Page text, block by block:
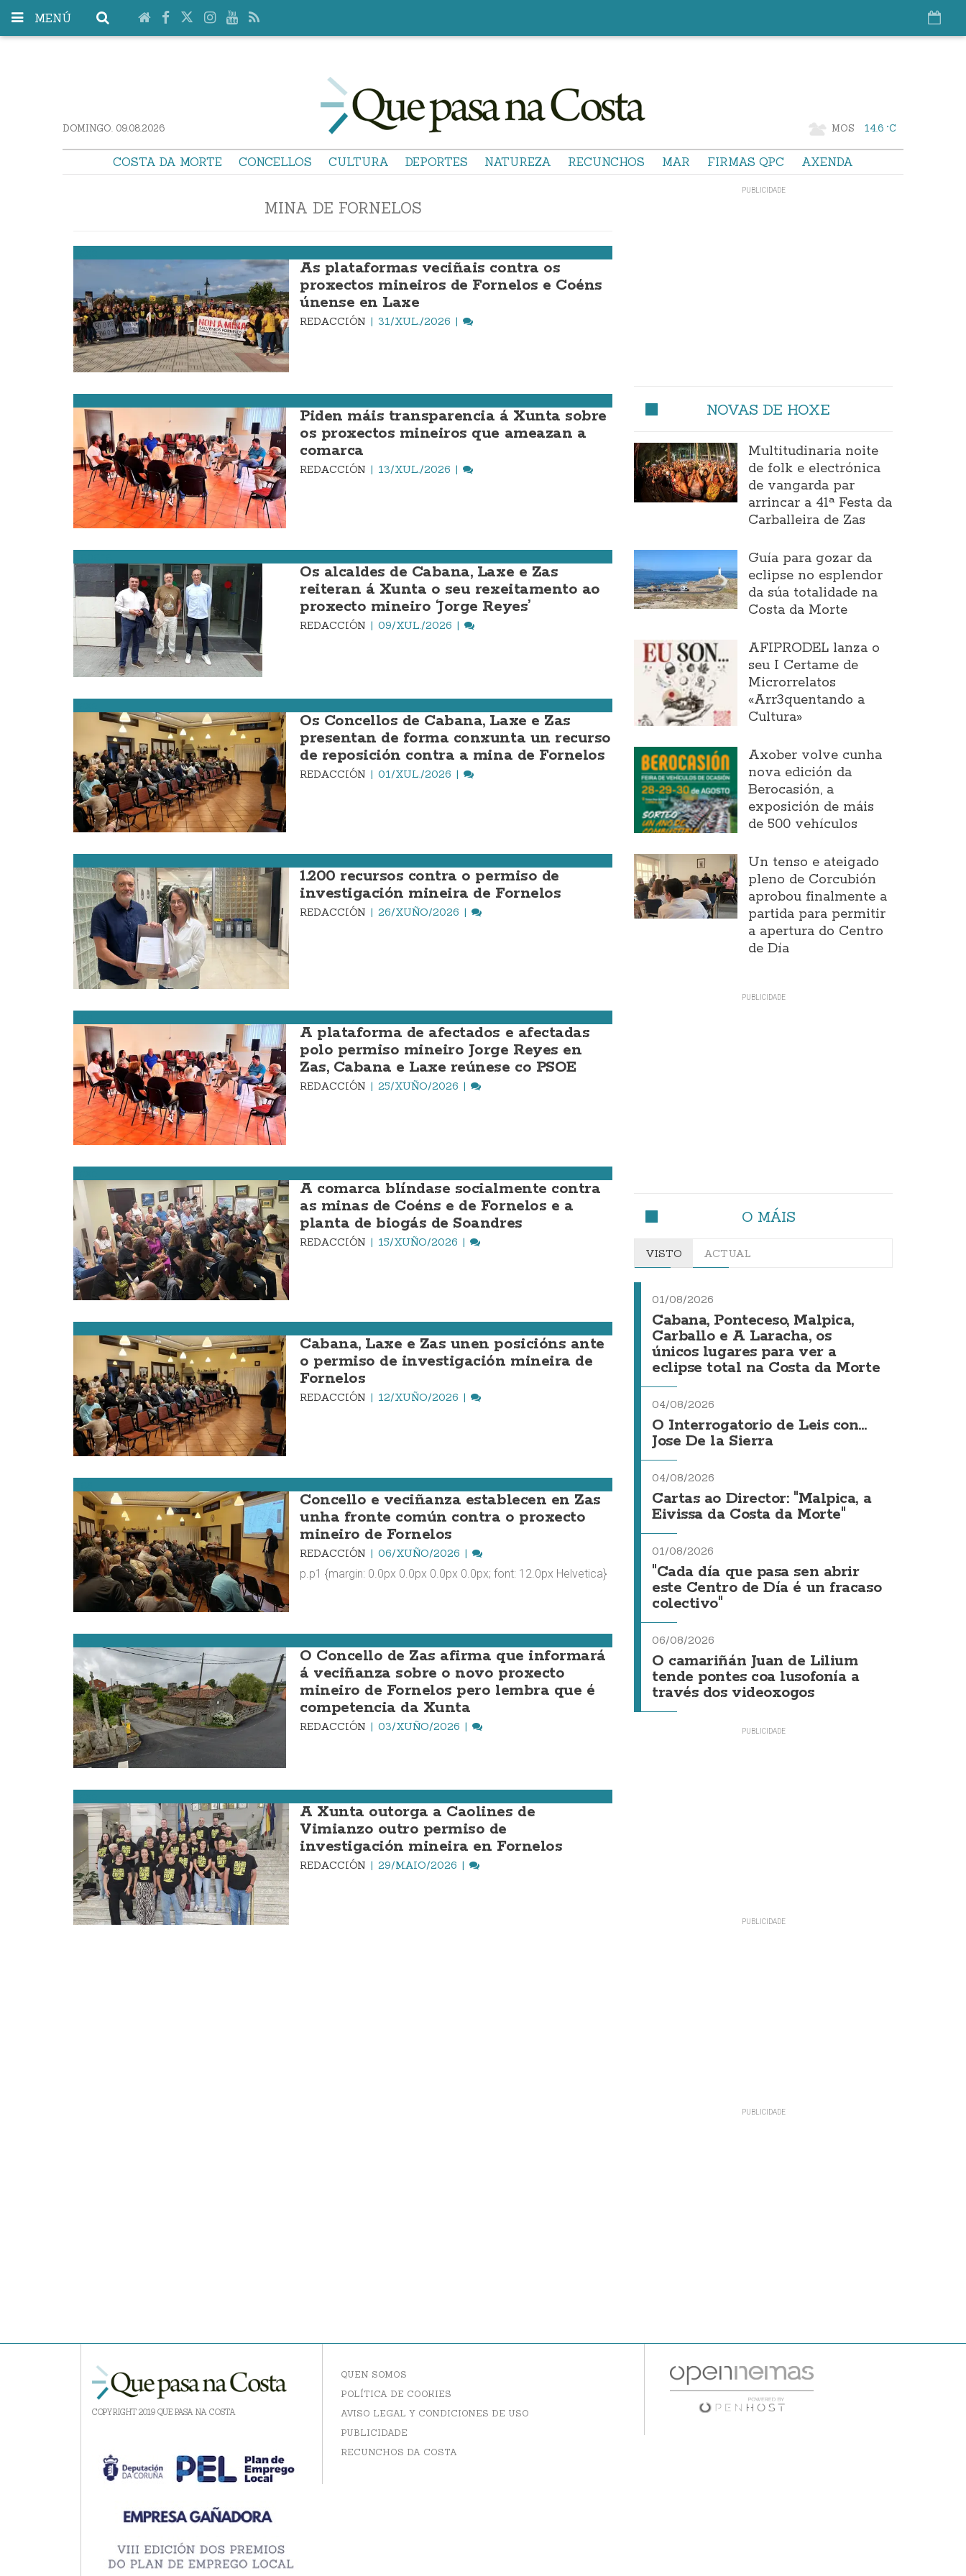
MENÚ
DOMINGO. 09.08.2026 MOS 14.6 °C
COSTA DA MORTE CONCELLOS CULTURA DEPORTES NATUREZA RECUNCHOS MAR FIRMAS QPC AXENDA
MINA DE FORNELOS
As plataformas veciñais contra os
proxectos mineiros de Fornelos e Coéns
únense en Laxe
REDACCIÓN 31/XUL./2026
Piden máis transparencia á Xunta sobre
os proxectos mineiros que ameazan a
comarca
REDACCIÓN 13/XUL./2026
Os alcaldes de Cabana, Laxe e Zas
reiteran á Xunta o seu rexeitamento ao
proxecto mineiro ‘Jorge Reyes’
REDACCIÓN 09/XUL./2026
Os Concellos de Cabana, Laxe e Zas
presentan de forma conxunta un recurso
de reposición contra a mina de Fornelos
REDACCIÓN 01/XUL./2026
1.200 recursos contra o permiso de
investigación mineira de Fornelos
REDACCIÓN 26/XUÑO/2026
A plataforma de afectados e afectadas
polo permiso mineiro Jorge Reyes en
Zas, Cabana e Laxe reúnese co PSOE
REDACCIÓN 25/XUÑO/2026
A comarca blíndase socialmente contra
as minas de Coéns e de Fornelos e a
planta de biogás de Soandres
REDACCIÓN 15/XUÑO/2026
Cabana, Laxe e Zas unen posicións ante
o permiso de investigación mineira de
Fornelos
REDACCIÓN 12/XUÑO/2026
Concello e veciñanza establecen en Zas
unha fronte común contra o proxecto
mineiro de Fornelos
REDACCIÓN 06/XUÑO/2026
p.p1 {margin: 0.0px 0.0px 0.0px 0.0px; font: 12.0px Helvetica}
O Concello de Zas afirma que informará
á veciñanza sobre o novo proxecto
mineiro de Fornelos pero lembra que é
competencia da Xunta
REDACCIÓN 03/XUÑO/2026
A Xunta outorga a Caolines de
Vimianzo outro permiso de
investigación mineira en Fornelos
REDACCIÓN 29/MAIO/2026
NOVAS DE HOXE
Multitudinaria noite
de folk e electrónica
de vangarda par
arrincar a 41ª Festa da
Carballeira de Zas
Guía para gozar da
eclipse no esplendor
da súa totalidade na
Costa da Morte
AFIPRODEL lanza o
seu I Certame de
Microrrelatos
«Arr3quentando a
Cultura»
Axober volve cunha
nova edición da
Berocasión, a
exposición de máis
de 500 vehículos
Un tenso e ateigado
pleno de Corcubión
aprobou finalmente a
partida para permitir
a apertura do Centro
de Día
O MÁIS
VISTO ACTUAL
01/08/2026
Cabana, Ponteceso, Malpica,
Carballo e A Laracha, os
únicos lugares para ver a
eclipse total na Costa da Morte
04/08/2026
O Interrogatorio de Leis con...
Jose De la Sierra
04/08/2026
Cartas ao Director: "Malpica, a
Eivissa da Costa da Morte"
01/08/2026
"Cada día que pasa sen abrir
este Centro de Día é un fracaso
colectivo"
06/08/2026
O camariñán Juan de Lilium
tende pontes coa lusofonía a
través dos videoxogos
COPYRIGHT 2019 QUE PASA NA COSTA
QUEN SOMOS
POLÍTICA DE COOKIES
AVISO LEGAL Y CONDICIONES DE USO
PUBLICIDADE
RECUNCHOS DA COSTA